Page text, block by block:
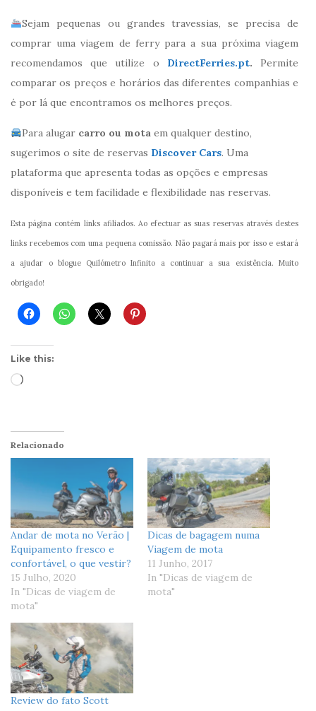
Sejam pequenas ou grandes travessias, se precisa de
comprar uma viagem de ferry para a sua próxima viagem
recomendamos que utilize o DirectFerries.pt. Permite
comparar os preços e horários das diferentes companhias e
é por lá que encontramos os melhores preços.
Para alugar carro ou motaem qualquer destino,
sugerimos o site de reservas Discover Cars. Uma
plataforma que apresenta todas as opções e empresas
disponíveis e tem facilidade e flexibilidade nas reservas.
Esta página contém links afiliados. Ao efectuar as suas reservas através destes
links recebemos com uma pequena comissão. Não pagará mais por isso e estará
a ajudar o blogue Quilómetro Infinito a continuar a sua existência. Muito
obrigado!
Like this:
Loading…
Relacionado
Andar de mota no Verão |
Equipamento fresco e
confortável, o que vestir?
15 Julho, 2020
In "Dicas de viagem de
mota"
Dicas de bagagem numa
Viagem de mota
11 Junho, 2017
In "Dicas de viagem de
mota"
Review do fato Scott